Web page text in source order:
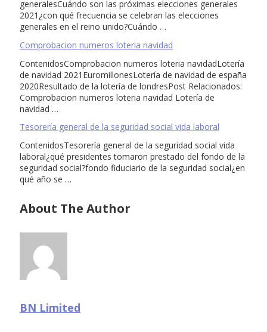
generalesCuándo son las próximas elecciones generales
2021¿con qué frecuencia se celebran las elecciones
generales en el reino unido?Cuándo …
Comprobacion numeros loteria navidad
ContenidosComprobacion numeros loteria navidadLotería
de navidad 2021EuromillonesLotería de navidad de españa
2020Resultado de la lotería de londresPost Relacionados:
Comprobacion numeros loteria navidad Lotería de
navidad …
Tesorería general de la seguridad social vida laboral
ContenidosTesorería general de la seguridad social vida
laboral¿qué presidentes tomaron prestado del fondo de la
seguridad social?fondo fiduciario de la seguridad social¿en
qué año se …
About The Author
BN Limited